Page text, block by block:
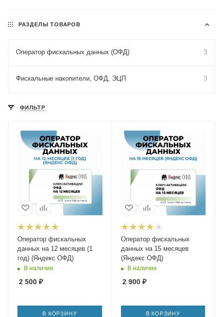
РАЗДЕЛЫ ТОВАРОВ
Оператор фискальных данных (ОФД) 3
Фискальные накопители, ОФД, ЭЦП 3
ФИЛЬТР
Оператор фискальных
данных на 12 месяцев (1
год) (Яндекс ОФД)
В наличии
2 500 ₽
В КОРЗИНУ
Оператор фискальных
данных на 15 месяцев
(Яндекс ОФД)
В наличии
2 900₽
В КОРЗИНУ